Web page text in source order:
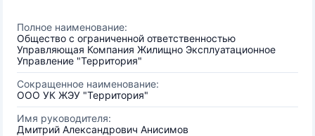
Полное наименование:
Общество с ограниченной ответственностью
Управляющая Компания Жилищно Эксплуатационное
Управление "Территория"
Сокращенное наименование:
ООО УК ЖЭУ "Территория"
Имя руководителя:
Дмитрий Александрович Анисимов